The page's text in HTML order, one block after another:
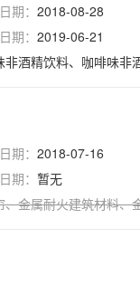
期： 2018-08-28
期： 2019-06-21
料、咖啡味非酒精饮
期： 2018-07-16
期： 暂无
、金属耐火建筑材料、